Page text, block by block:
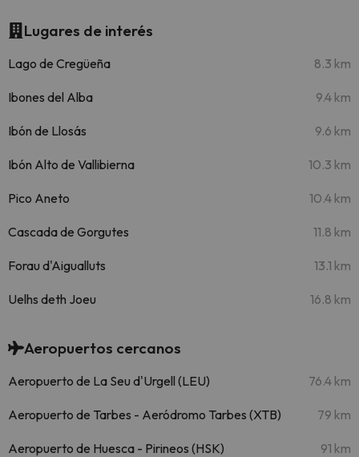
Lugares de interés
Lago de Cregüeña 8.3 km
Ibones del Alba 9.4 km
Ibón de Llosás 9.6 km
Ibón Alto de Vallibierna 10.3 km
Pico Aneto 10.4 km
Cascada de Gorgutes 11.8 km
Forau d'Aigualluts 13.1 km
Uelhs deth Joeu 16.8 km
Aeropuertos cercanos
Aeropuerto de La Seu d'Urgell (LEU) 76.4 km
Aeropuerto de Tarbes - Aeródromo Tarbes (XTB) 79 km
Aeropuerto de Huesca - Pirineos (HSK) 91 km